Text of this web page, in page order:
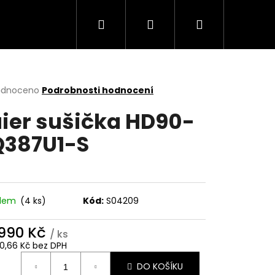
Mikrovlnné trouby
Hledat PřihlášeníNákupní
Podrobnosti hodnocení
sušička HD90-
S
(4 ks) Kód: S04209
Kč / ks
Kč bez DPH
DO KOŠÍKU